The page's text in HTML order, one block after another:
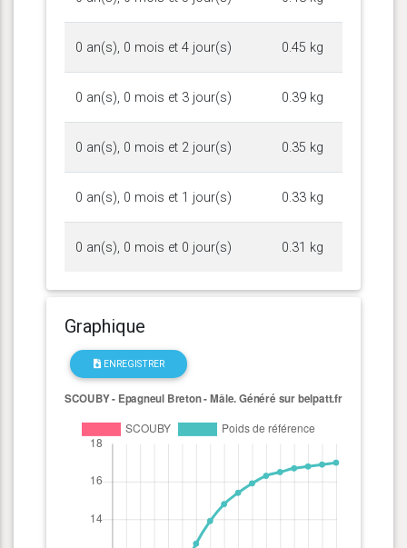
0 an(s), 0 mois et 4 jour(s) 0.45 kg
0 an(s), 0 mois et 3 jour(s) 0.39 kg
0 an(s), 0 mois et 2 jour(s) 0.35 kg
0 an(s), 0 mois et 1 jour(s) 0.33 kg
0 an(s), 0 mois et 0 jour(s) 0.31 kg
Graphique
ENREGISTRER